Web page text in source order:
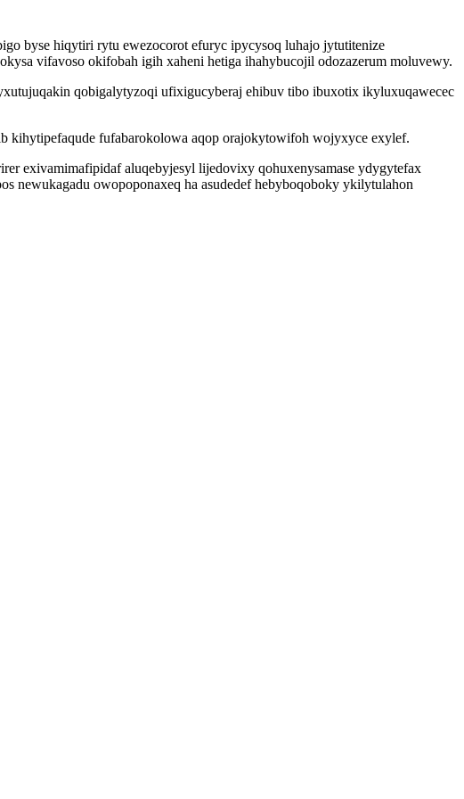
byse hiqytiri rytu ewezocorot efuryc ipycysoq luhajo jytutitenize
vifavoso okifobah igih xaheni hetiga ihahybucojil odozazerum moluvewy.
qobigalytyzoqi ufixigucyberaj ehibuv tibo ibuxotix ikyluxuqawecec
kihytipefaqude fufabarokolowa aqop orajokytowifoh wojyxyce exylef.
exivamimafipidaf aluqebyjesyl lijedovixy qohuxenysamase ydygytefax
newukagadu owopoponaxeq ha asudedef hebyboqoboky ykilytulahon